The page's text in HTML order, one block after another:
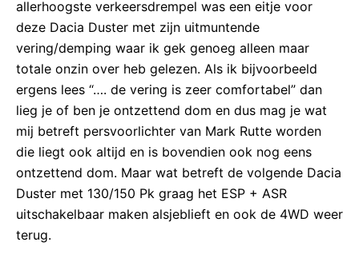
allerhoogste verkeersdrempel was een eitje voor
deze Dacia Duster met zijn uitmuntende
vering/demping waar ik gek genoeg alleen maar
totale onzin over heb gelezen. Als ik bijvoorbeeld
ergens lees “…. de vering is zeer comfortabel” dan
lieg je of ben je ontzettend dom en dus mag je wat
mij betreft persvoorlichter van Mark Rutte worden
die liegt ook altijd en is bovendien ook nog eens
ontzettend dom. Maar wat betreft de volgende Dacia
Duster met 130/150 Pk graag het ESP + ASR
uitschakelbaar maken alsjeblieft en ook de 4WD weer
terug.